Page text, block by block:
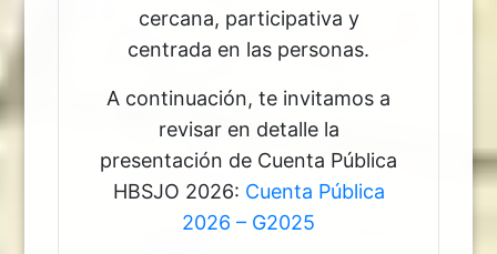
cercana, participativa y
centrada en las personas.
A continuación, te invitamos a
revisar en detalle la
presentación de Cuenta Pública
HBSJO 2026: Cuenta Pública
2026 – G2025